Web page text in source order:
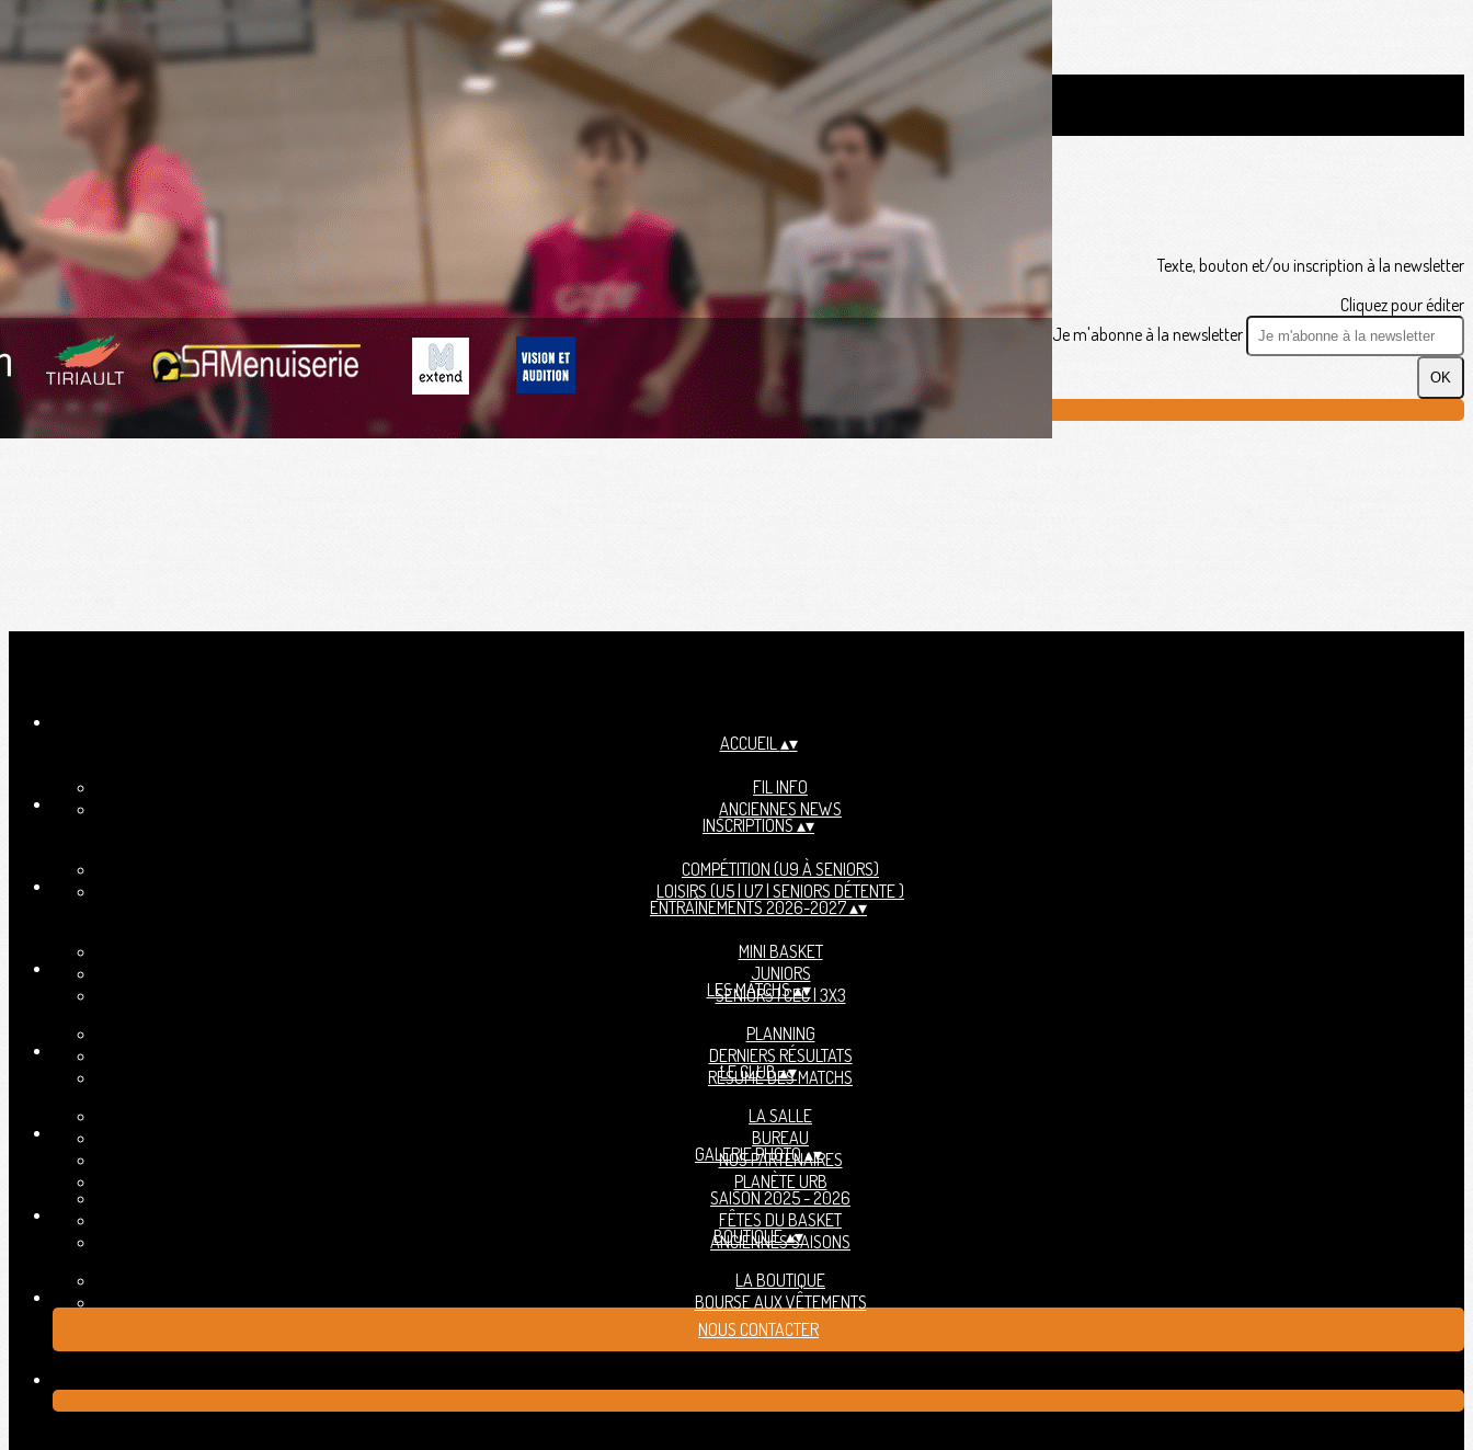
Exporter les lignes sélectionnées
Exporter toutes les colonnes
Exporter uniquement les colonnes affichées
Images de la page d'accueil
Cliquez pour éditer
Texte, bouton et/ou inscription à la newsletter
Cliquez pour éditer
Je m'abonne à la newsletter
OK
ACCUEIL▴▾
FIL INFO
ANCIENNES NEWS
INSCRIPTIONS ▴▾
COMPÉTITION (U9 À SENIORS)
LOISIRS (U5 | U7 | SENIORS DÉTENTE )
ENTRAÎNEMENTS 2026-2027▴▾
MINI BASKET
JUNIORS
SENIORS | CEC | 3X3
LES MATCHS▴▾
PLANNING
DERNIERS RÉSULTATS
RÉSUMÉ DES MATCHS
LE CLUB▴▾
LA SALLE
BUREAU
NOS PARTENAIRES
PLANÈTE URB
GALERIE PHOTO▴▾
SAISON 2025 - 2026
FÊTES DU BASKET
ANCIENNES SAISONS
BOUTIQUE▴▾
LA BOUTIQUE
BOURSE AUX VÊTEMENTS
NOUS CONTACTER